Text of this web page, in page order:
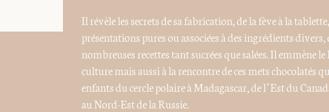
Il révèle les secrets de sa fabrication, de la fève à la
présentations pures ou associées à des ingrédients
nombreuses recettes tant sucrées que salées. Il emmène
culture mais aussi à la rencontre de ces mets chocolatés
enfants du cercle polaire à Madagascar, de l’Est du
au Nord-Est de la Russie.